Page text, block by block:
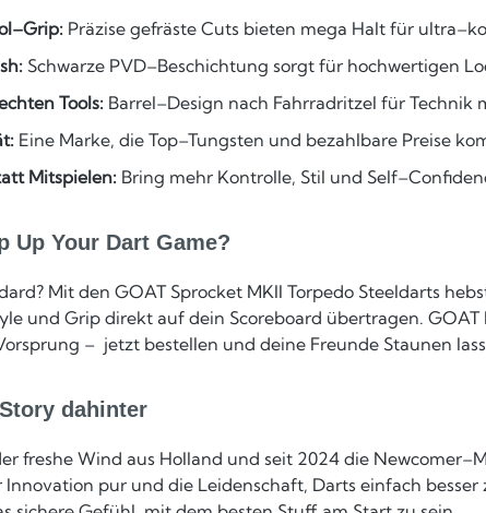
Präzise gefräste Cuts bieten mega Halt für
Schwarze PVD–Beschichtung sorgt für hochwertigen
Tools: Barrel–Design nach Fahrradritzel für Technik
Eine Marke, die Top–Tungsten und bezahlbare Preise
Mitspielen: Bring mehr Kontrolle, Stil und
Up Your Dart Game?
Mit den GOAT Sprocket MKII Torpedo Steeldarts
und Grip direkt auf dein Scoreboard übertragen.
– jetzt bestellen und deine Freunde Staunen
dahinter
freshe Wind aus Holland und seit 2024 die
Innovation pur und die Leidenschaft, Darts einfach